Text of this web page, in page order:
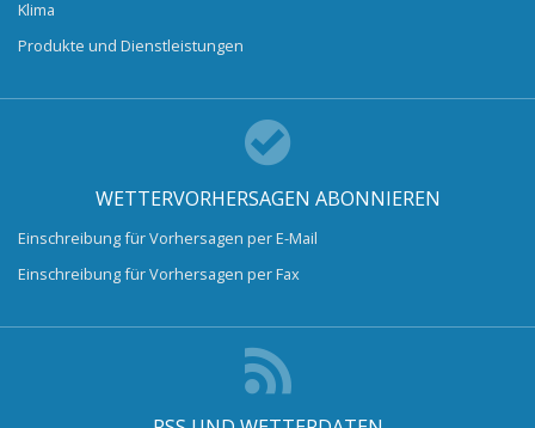
Klima
Produkte und Dienstleistungen
WETTERVORHERSAGEN ABONNIEREN
Einschreibung für Vorhersagen per E-Mail
Einschreibung für Vorhersagen per Fax